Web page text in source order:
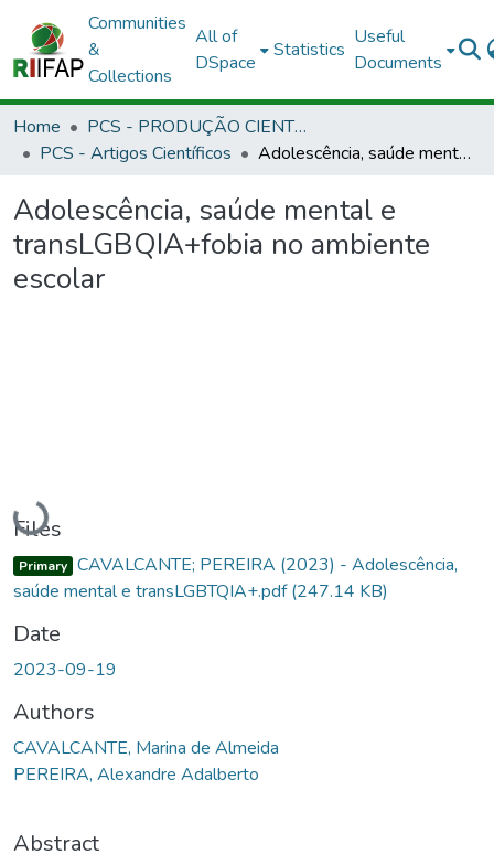
Communities
&
Collections
All of
DSpace
Statistics
Useful
Documents
Home
PCS - PRODUÇÃO CIENTÍFICA DOS SERVIDORES
PCS - Artigos Científicos
Adolescência, saúde mental e transLGBQIA+fobia no ambiente escolar
Adolescência, saúde mental e
transLGBQIA+fobia no ambiente
escolar
Loading...
Files
Primary CAVALCANTE; PEREIRA (2023) - Adolescência,
saúde mental e transLGBTQIA+.pdf(247.14 KB)
Date
2023-09-19
Authors
CAVALCANTE, Marina de Almeida
PEREIRA, Alexandre Adalberto
Abstract